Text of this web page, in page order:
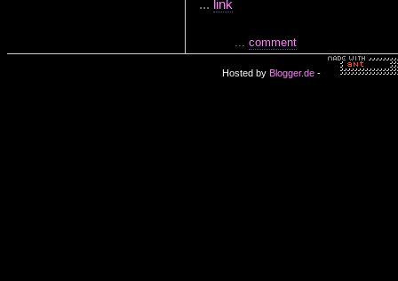
... link
... comment
Hosted by Blogger.de -